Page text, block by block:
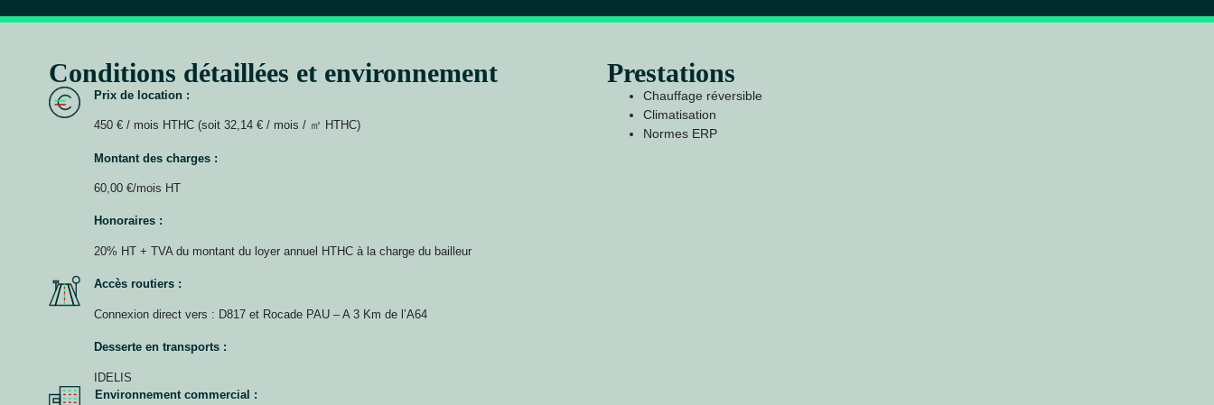
Conditions détaillées et environnement
Prix de location :
450 € / mois HTHC (soit 32,14 € / mois / ㎡ HTHC)
Montant des charges :
60,00 €/mois HT
Honoraires :
20% HT + TVA du montant du loyer annuel HTHC à la charge du bailleur
Accès routiers :
Connexion direct vers : D817 et Rocade PAU – A 3 Km de l’A64
Desserte en transports :
IDELIS
Environnement commercial :
Prestations
Chauffage réversible
Climatisation
Normes ERP